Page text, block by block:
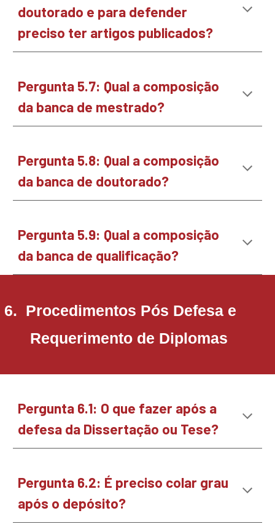
doutorado e para defender
preciso ter artigos publicados?
Pergunta 5.7: Qual a composição
da banca de mestrado?
Pergunta 5.8: Qual a composição
da banca de doutorado?
Pergunta 5.9: Qual a composição
da banca de qualificação?
6. Procedimentos Pós Defesa e
Requerimento de Diplomas
Pergunta 6.1: O que fazer após a
defesa da Dissertação ou Tese?
Pergunta 6.2: É preciso colar grau
após o depósito?